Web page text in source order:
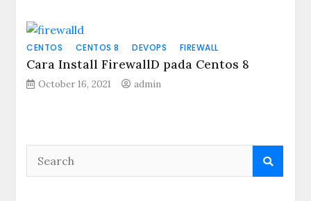
CENTOS CENTOS 8 DEVOPS FIREWALL
Cara Install FirewallD pada Centos 8
October 16, 2021 admin